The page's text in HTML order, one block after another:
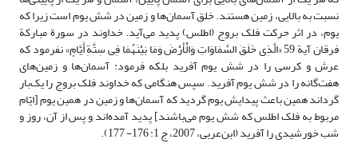
نسبت به بالایی، زمین هستند. خلق آسمان‌ها و زمین در شش یوم است زیرا که
یوم، در اثر حرکت فلک بروج (اطلس) پدید می‌آید. خداوند در سورة مبارکة
فرقان آیة 59 «الَّذِی خَلَقَ السَّمَاوَاتِ وَالْأَرْضَ وَمَا بَیْنَهُمَا فِی سِتَّةِ أَیَّامٍ» نفرمود که
عرش و کرسی را در شش یوم آفرید بلکه فرمود: آسمان‌ها و زمین‌های
هفت‌گانه را در شش یوم آفرید. سپس هنگامی که خداوند فلک بروج را یک‌بار
گرداند همین باعث پیدایش یوم گردید که آسمان‌ها و زمین در همین یوم [ایّام
مربوط به فلک اطلس که شش یوم می‌باشند] پدید آمده‌اند و پس از آن، روز و
شب خورشیدی را آفرید (ابن‌عربی، 2007، ج 1: 176- 177).